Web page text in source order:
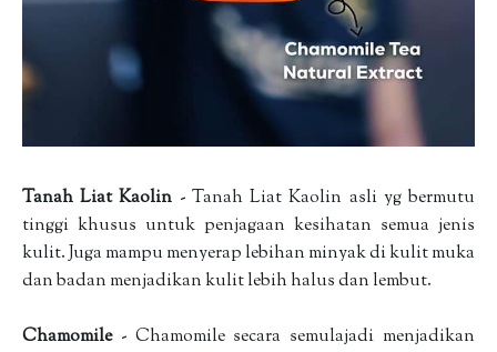
Tanah Liat Kaolin - Tanah Liat Kaolin asli yg bermutu
tinggi khusus untuk penjagaan kesihatan semua jenis
kulit. Juga mampu menyerap lebihan minyak di kulit muka
dan badan menjadikan kulit lebih halus dan lembut.
Chamomile- Chamomile secara semulajadi menjadikan